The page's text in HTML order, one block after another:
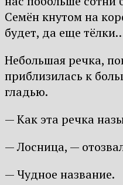
Семён кнутом на
будет, да еще
Небольшая речка,
приблизилась к
гладью.
— Как эта речка
— Лосница, —
— Чудное название.